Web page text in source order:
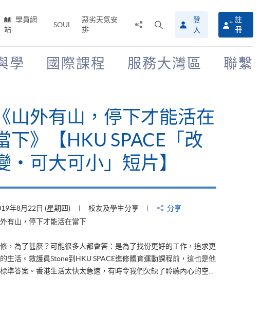
學員網
站
SOUL
惡劣天氣安
排
搜
尋
介
登
入
註
冊
學 國際課程 服務大灣區 聯繫
《山外有山，停下才能活在
下》【HKU SPACE「改
‧可大可小」短片】
年8月22日 (星期四) 校友及學生分享
分享
有山，停下才能活在當下
，為了甚麼？可能很多人都會答：是為了找份更好的工作，追求更
生活。救護員Stone到HKU SPACE進修體育運動課程前，這也是他
準答案。香港生活太快太急速，有時令我們欠缺了聆聽內心的空...